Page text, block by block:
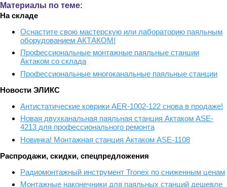
Материалы по теме:
На складе
Оснастите свою мастерскую или лабораторию паяльным
оборудованием АКТАКОМ!
Профессиональные монтажные паяльные станции
Актаком со склада
Профессиональные многоканальные паяльные станции
Новости ЭЛИКС
Антистатические коврики AER-1002-122 снова в продаже!
Новая двухканальная паяльная станция Актаком ASE-
4213 для профессионального ремонта
Новинка! Монтажная станция Актаком ASE-1108
Распродажи, скидки, спецпредложения
Радиомонтажный инструмент Tronex по сниженным ценам
Монтажные наконечники для паяльных станций дешевле